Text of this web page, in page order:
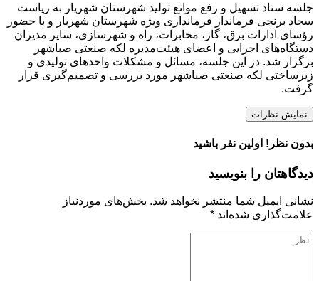
جلسه ستاد تسهیل و رفع موانع تولید شهرستان شهریار به ریاست
سجاد برنجی فرماندار فرمانداری ویژه شهرستان شهریار و با حضور
رؤسای ادارات برق، گاز، مخابرات، راه و شهرسازی، سایر مدیران
دستگاه‌های اجرایی و اعضای هیئت‌مدیره لکه صنعتی صباشهر
برگزار شد. در این جلسه، مسائل و مشکلات واحدهای تولیدی و
زیرساختی لکه صنعتی صباشهر مورد بررسی و تصمیم‌گیری قرار
گرفت.
نمایش نظرات
بدون نظر! اولین نفر باشید
دیدگاهتان را بنویسید
نشانی ایمیل شما منتشر نخواهد شد. بخش‌های موردنیاز
علامت‌گذاری شده‌اند *